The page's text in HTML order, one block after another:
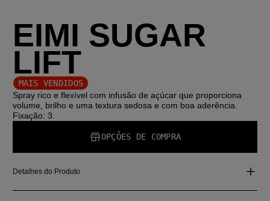
EIMI SUGAR
LIFT
MAIS VENDIDOS
Spray rico e flexível com infusão de açúcar que proporciona
volume, brilho e uma textura sedosa e com boa aderência.
Fixação: 3.
OPÇÕES DE COMPRA
Detalhes do Produto